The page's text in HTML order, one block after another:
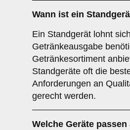
Wann ist ein
Ein Standgerät lohnt
Getränkeausgabe
Getränkesortiment
Standgeräte oft die
Anforderungen an
gerecht werden.
Welche Geräte